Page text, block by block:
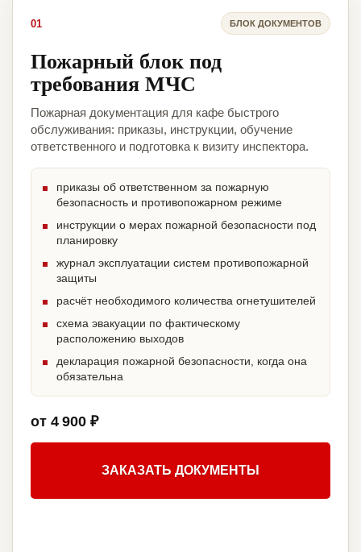
01 БЛОК ДОКУМЕНТОВ
Пожарный блок под
требования МЧС
Пожарная документация для кафе быстрого
обслуживания: приказы, инструкции, обучение
ответственного и подготовка к визиту инспектора.
приказы об ответственном за пожарную
безопасность и противопожарном режиме
инструкции о мерах пожарной безопасности под
планировку
журнал эксплуатации систем противопожарной
защиты
расчёт необходимого количества огнетушителей
схема эвакуации по фактическому
расположению выходов
декларация пожарной безопасности, когда она
обязательна
от 4 900 ₽
ЗАКАЗАТЬ ДОКУМЕНТЫ